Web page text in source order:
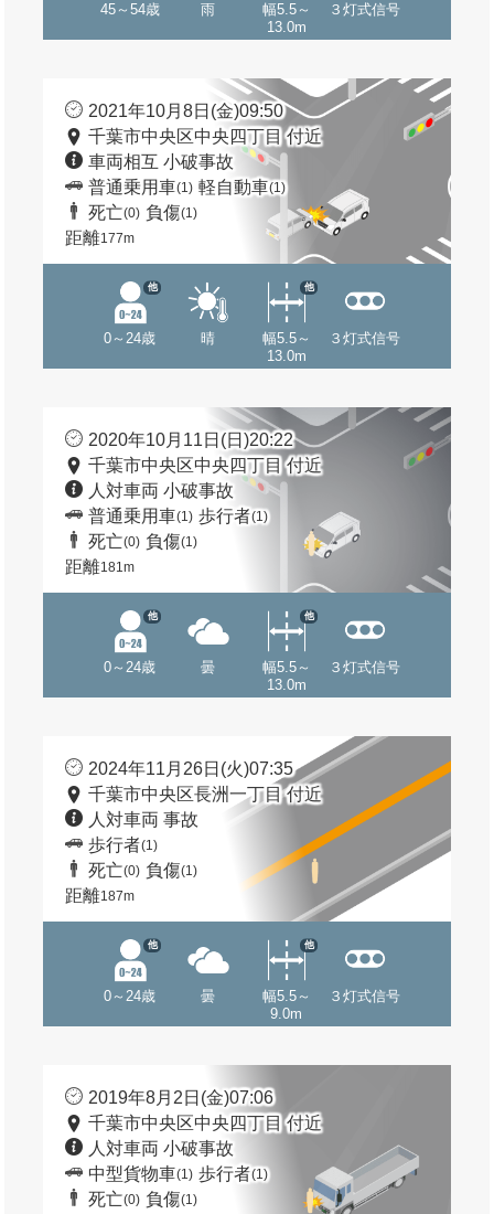
45～54歳 雨
幅5.5～
13.0m
３灯式信号
2021年10月8日(金)09:50
千葉市中央区中央四丁目 付近
車両相互 小破事故
普通乗用車(1) 軽自動車(1)
死亡(0) 負傷(1)
距離177m
0～24歳
他
晴
幅5.5～
13.0m
他
３灯式信号
2020年10月11日(日)20:22
千葉市中央区中央四丁目 付近
人対車両 小破事故
普通乗用車(1) 歩行者(1)
死亡(0) 負傷(1)
距離181m
0～24歳
他
曇
幅5.5～
13.0m
他
３灯式信号
2024年11月26日(火)07:35
千葉市中央区長洲一丁目 付近
人対車両 事故
歩行者(1)
死亡(0) 負傷(1)
距離187m
0～24歳
他
曇
幅5.5～
9.0m
他
３灯式信号
2019年8月2日(金)07:06
千葉市中央区中央四丁目 付近
人対車両 小破事故
中型貨物車(1) 歩行者(1)
死亡(0) 負傷(1)